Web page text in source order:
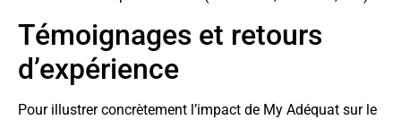
Témoignages et retours
d’expérience
Pour illustrer concrètement l’impact de My Adéquat sur le